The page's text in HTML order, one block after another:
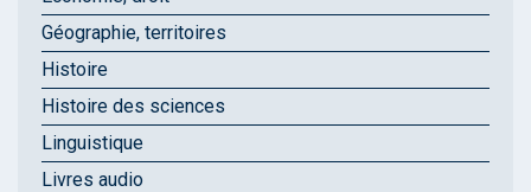
Géographie, territoires
Histoire
Histoire des sciences
Linguistique
Livres audio